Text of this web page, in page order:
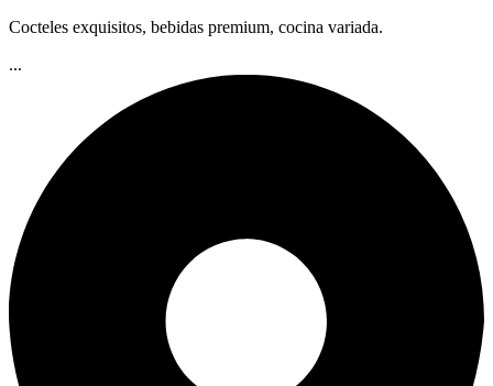
Cocteles exquisitos, bebidas premium, cocina variada.
...